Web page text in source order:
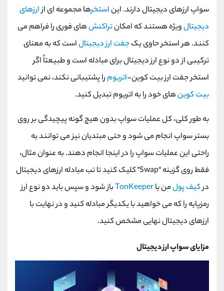
سواپ ارزهای دیجیتال دارند. ایناستخرها مجموعه ای ازارزهای
دیجیتالویژه هستند که امکانتراکنشهای فوری را فراهم می
کنند. هر استخر حاوی یکجفت ارز دیجیتالاست که به معنای
ترکیبی از دو نوع ارز دیجیتال برای مبادله است و طبیعتاً اگر
استخر جفت ارز بیت کوین-اتریوم را پشتیبانی نکند، نمی توانید
بیت کوینهای خود را به اتریوم تبدیل کنید.
به طور کلی، کل عملیات سواپ بدون هیچ گونه پیچیدگی بر روی
بستر سواپ انجام می شود و حتی مبتدیان نیز می توانند به
راحتی این عملیات سواپ را در اینجا انجام دهند. به عنوان مثال،
فقط روی گزینه ""Swapکلیک کنید تا تب مبادله ارزهای دیجیتال
درکیف پولمن یاTonKeeperباز شود و سپس باید دو نوع ارز
رمزپایه را که می خواهید با یکدیگر مبادله کنید و در نهایت با
ارزهای دیجیتال نهایی مشخص کنید.
مزایای سواپ ارز دیجیتال